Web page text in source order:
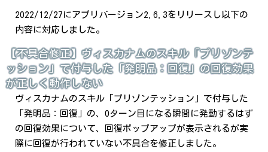
2022/12/27にアプリバージョン2.6.3をリリースし以下の
内容に対応しました。
【不具合修正】ヴィスカナムのスキル「プリゾンテ
ッション」で付与した「発明品：回復」の回復効果
が正しく動作しない
ヴィスカナムのスキル「プリゾンテッション」で付与した
「発明品：回復」の、0ターン目になる瞬間に発動するはず
の回復効果について、回復ポップアップが表示されるが実
際に回復が行われていない不具合を修正しました。